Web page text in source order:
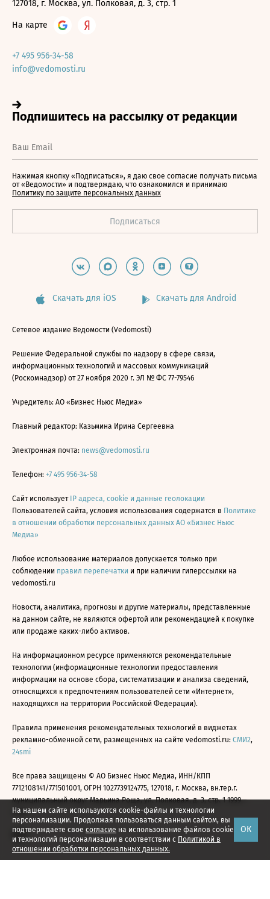
На нашем сайте используются cookie-файлы и технологии
персонализации. Продолжая пользоваться данным сайтом, вы
подтверждаете свое согласие на использование файлов cookie
и технологий персонализации в соответствии с Политикой в
отношении обработки персональных данных.
ОК
127018, г. Москва, ул. Полковая, д. 3, стр. 1
На карте
+7 495 956-34-58
info@vedomosti.ru
Нажимая кнопку «Подписаться», я даю свое согласие получать письма
от «Ведомости» и подтверждаю, что ознакомился и принимаю
Политику по защите персональных данных
Скачать для iOS Скачать для Android
Сетевое издание Ведомости (Vedomosti)
Решение Федеральной службы по надзору в сфере связи,
информационных технологий и массовых коммуникаций
(Роскомнадзор) от 27 ноября 2020 г. ЭЛ № ФС 77-79546
Учредитель: АО «Бизнес Ньюс Медиа»
Главный редактор: Казьмина Ирина Сергеевна
Электронная почта: news@vedomosti.ru
Телефон: +7 495 956-34-58
Сайт использует IP адреса, cookie и данные геолокации
Пользователей сайта, условия использования содержатся в Политике
в отношении обработки персональных данных АО «Бизнес Ньюс
Медиа»
Любое использование материалов допускается только при
соблюдении правил перепечатки и при наличии гиперссылки на
vedomosti.ru
Новости, аналитика, прогнозы и другие материалы, представленные
на данном сайте, не являются офертой или рекомендацией к покупке
или продаже каких-либо активов.
На информационном ресурсе применяются рекомендательные
технологии (информационные технологии предоставления
информации на основе сбора, систематизации и анализа сведений,
относящихся к предпочтениям пользователей сети «Интернет»,
находящихся на территории Российской Федерации).
Правила применения рекомендательных технологий в виджетах
рекламно-обменной сети, размещенных на сайте vedomosti.ru: СМИ2,
24smi
Все права защищены © АО Бизнес Ньюс Медиа, ИНН/КПП
7712108141/771501001, ОГРН 1027739124775, 127018, г. Москва, вн.тер.г.
муниципальный округ Марьина Роща, ул. Полковая, д. 3, стр. 1 1999—
2026